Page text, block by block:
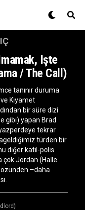
Işte
/ The Call)
tanınır duruma
Kıyamet
bir süre dizi
gibi) yapan Brad
tekrar
türden bir
diğer katil-polis
çok Jordan (Halle
–daha